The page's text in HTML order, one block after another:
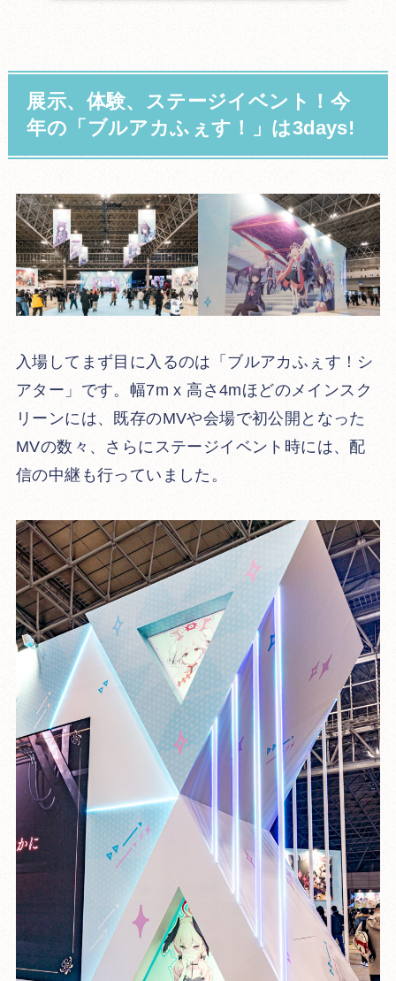
展示、体験、ステージイベント！今
年の「ブルアカふぇす！」は3days!
入場してまず目に入るのは「ブルアカふぇす！シ
アター」です。幅7m x 高さ4mほどのメインスク
リーンには、既存のMVや会場で初公開となった
MVの数々、さらにステージイベント時には、配
信の中継も行っていました。